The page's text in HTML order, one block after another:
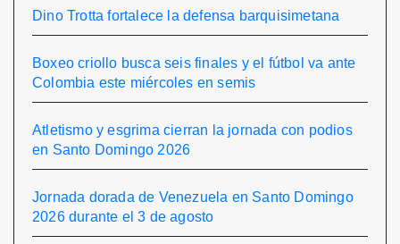
Dino Trotta fortalece la defensa barquisimetana
Boxeo criollo busca seis finales y el fútbol va ante
Colombia este miércoles en semis
Atletismo y esgrima cierran la jornada con podios
en Santo Domingo 2026
Jornada dorada de Venezuela en Santo Domingo
2026 durante el 3 de agosto